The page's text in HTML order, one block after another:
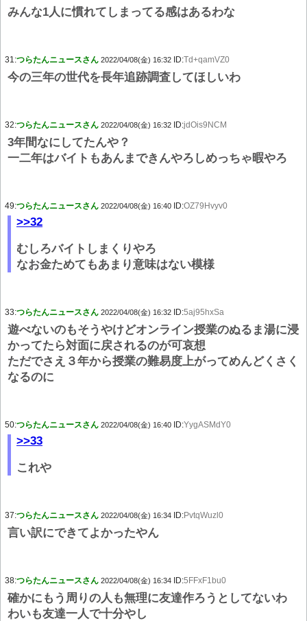
みんな1人に慣れてしまってる感はあるわな
31:つらたんニュースさん 2022/04/08(金) 16:32 ID:Td+qamVZ0
今の三年の世代を長年追跡調査してほしいわ
32:つらたんニュースさん 2022/04/08(金) 16:32 ID:jdOis9NCM
3年間なにしてたんや？
一二年はバイトもあんまできんやろしめっちゃ暇やろ
49:つらたんニュースさん 2022/04/08(金) 16:40 ID:OZ79Hvyv0
>>32
むしろバイトしまくりやろ
なお金ためてもあまり意味はない模様
33:つらたんニュースさん 2022/04/08(金) 16:32 ID:5aj95hxSa
遊べないのもそうやけどオンライン授業のぬるま湯に浸
かってたら対面に戻されるのが可哀想
ただでさえ３年から授業の難易度上がってめんどくさく
なるのに
50:つらたんニュースさん 2022/04/08(金) 16:40 ID:YygASMdY0
>>33
これや
37:つらたんニュースさん 2022/04/08(金) 16:34 ID:PvtqWuzl0
言い訳にできてよかったやん
38:つらたんニュースさん 2022/04/08(金) 16:34 ID:5FFxF1bu0
確かにもう周りの人も無理に友達作ろうとしてないわ
わいも友達一人で十分やし